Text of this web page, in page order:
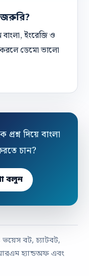
জরুরি?
ইংরেজি ও
করলে ডেমো ভালো
দিয়ে বাংলা
চান?
বলুন
বট, চ্যাটবট,
হ্যান্ডঅফ এবং